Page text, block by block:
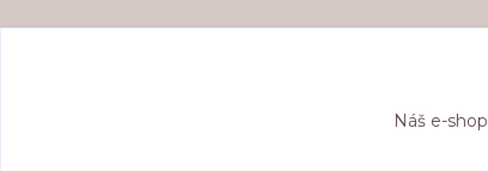
Náš e-